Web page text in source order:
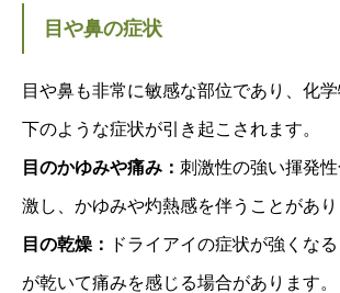
目や鼻の症状
目や鼻も非常に敏感な部位であり、化
下のような症状が引き起こされます。
目のかゆみや痛み： 刺激性の強い揮発
激し、かゆみや灼熱感を伴うことがあり
目の乾燥： ドライアイの症状が強くな
が乾いて痛みを感じる場合があります。